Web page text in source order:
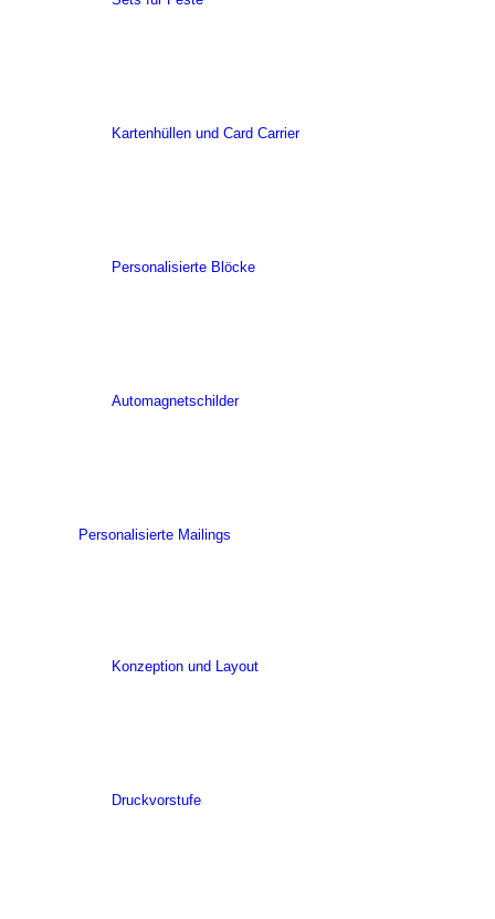
Kartenhüllen und Card Carrier
Personalisierte Blöcke
Automagnetschilder
Personalisierte Mailings
Konzeption und Layout
Druckvorstufe